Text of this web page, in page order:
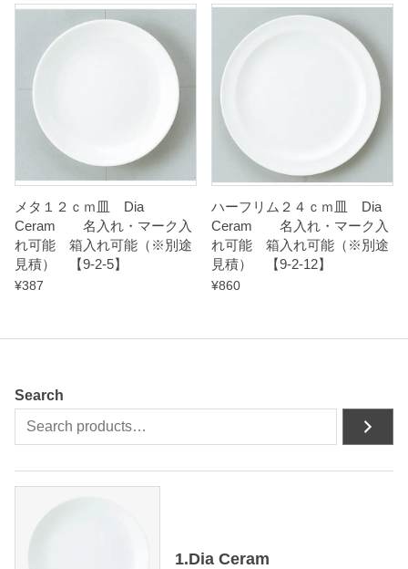
メタ１２ｃｍ皿 Dia
Ceram 名入れ・マーク入
れ可能 箱入れ可能（※別途
見積） 【9-2-5】
¥387
ハーフリム２４ｃｍ皿 Dia
Ceram 名入れ・マーク入
れ可能 箱入れ可能（※別途
見積） 【9-2-12】
¥860
Search
1.Dia Ceram